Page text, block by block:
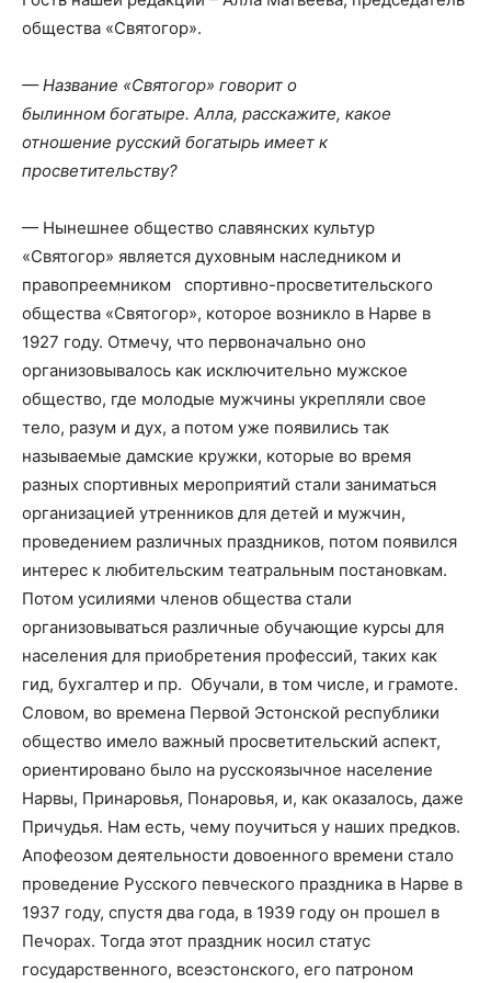
общества «Святогор».
— Название «Святогор» говорит о
былинном богатыре. Алла, расскажите, какое
отношение русский богатырь имеет к
просветительству?
— Нынешнее общество славянских культур
«Святогор» является духовным наследником и
правопреемником спортивно-просветительского
общества «Святогор», которое возникло в Нарве в
1927 году. Отмечу, что первоначально оно
организовывалось как исключительно мужское
общество, где молодые мужчины укрепляли свое
тело, разум и дух, а потом уже появились так
называемые дамские кружки, которые во время
разных спортивных мероприятий стали заниматься
организацией утренников для детей и мужчин,
проведением различных праздников, потом появился
интерес к любительским театральным постановкам.
Потом усилиями членов общества стали
организовываться различные обучающие курсы для
населения для приобретения профессий, таких как
гид, бухгалтер и пр. Обучали, в том числе, и грамоте.
Словом, во времена Первой Эстонской республики
общество имело важный просветительский аспект,
ориентировано было на русскоязычное население
Нарвы, Принаровья, Понаровья, и, как оказалось, даже
Причудья. Нам есть, чему поучиться у наших предков.
Апофеозом деятельности довоенного времени стало
проведение Русского певческого праздника в Нарве в
1937 году, спустя два года, в 1939 году он прошел в
Печорах. Тогда этот праздник носил статус
государственного, всеэстонского, его патроном